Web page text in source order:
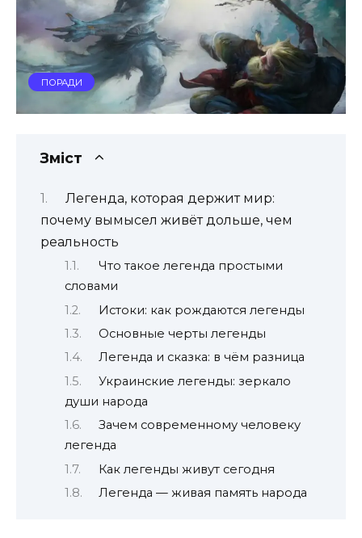
ПОРАДИ
Зміст
Легенда, которая держит мир:
почему вымысел живёт дольше, чем
реальность
Что такое легенда простыми
словами
Истоки: как рождаются легенды
Основные черты легенды
Легенда и сказка: в чём разница
Украинские легенды: зеркало
души народа
Зачем современному человеку
легенда
Как легенды живут сегодня
Легенда — живая память народа